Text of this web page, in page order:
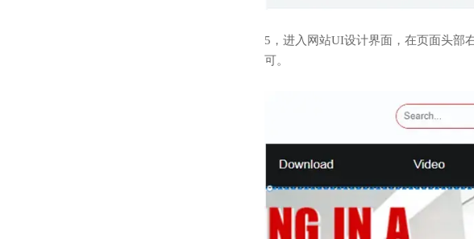
5，进入网站UI设计界面，在页面头部
可。